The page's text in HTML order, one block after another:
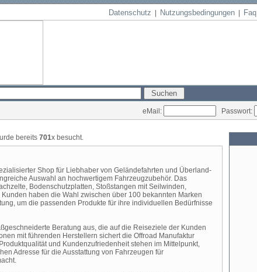
Datenschutz Nutzungsbedingungen Faq
eMail: Passwort:
bereits 701x besucht.
Shop für Liebhaber von Geländefahrten und Überland-
Auswahl an hochwertigem Fahrzeugzubehör. Das
Bodenschutzplatten, Stoßstangen mit Seilwinden,
haben die Wahl zwischen über 100 bekannten Marken
um die passenden Produkte für ihre individuellen Bedürfnisse
Beratung aus, die auf die Reiseziele der Kunden
mit führenden Herstellern sichert die Offroad Manufaktur
und Kundenzufriedenheit stehen im Mittelpunkt,
Adresse für die Ausstattung von Fahrzeugen für